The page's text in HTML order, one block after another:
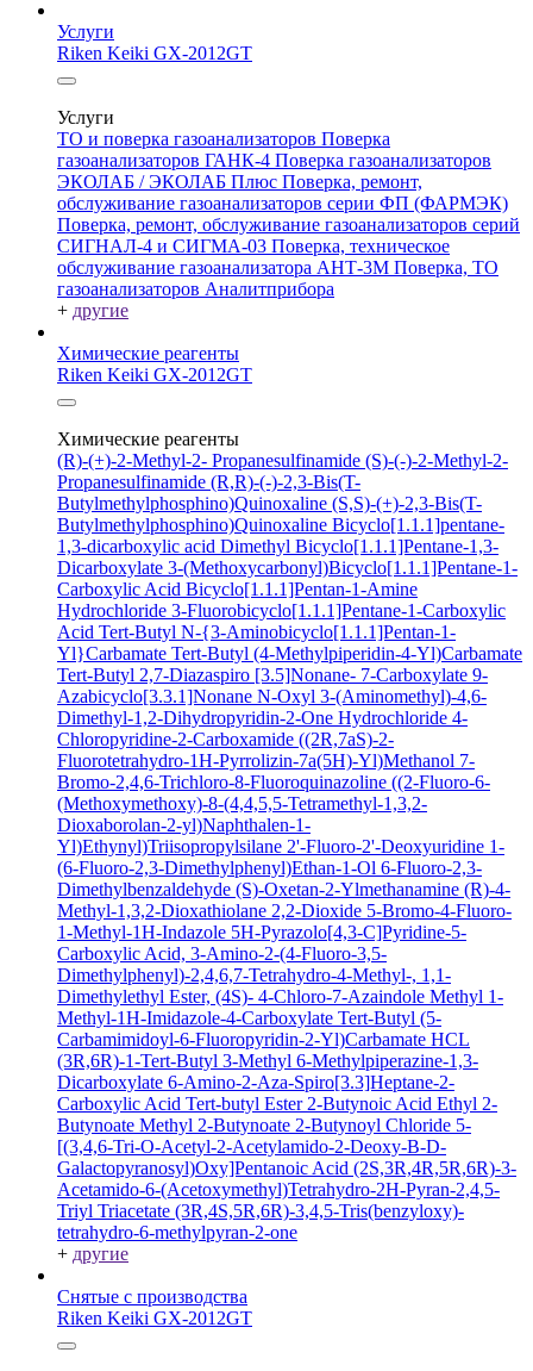
Услуги
Riken Keiki GX-2012GT
Услуги
ТО и поверка газоанализаторов Поверка
газоанализаторов ГАНК-4 Поверка газоанализаторов
ЭКОЛАБ / ЭКОЛАБ Плюс Поверка, ремонт,
обслуживание газоанализаторов серии ФП (ФАРМЭК)
Поверка, ремонт, обслуживание газоанализаторов серий
СИГНАЛ-4 и СИГМА-03 Поверка, техническое
обслуживание газоанализатора АНТ-3М Поверка, ТО
газоанализаторов Аналитприбора
+ другие
Химические реагенты
Riken Keiki GX-2012GT
Химические реагенты
(R)-(+)-2-Methyl-2- Propanesulfinamide (S)-(-)-2-Methyl-2-
Propanesulfinamide (R,R)-(-)-2,3-Bis(T-
Butylmethylphosphino)Quinoxaline (S,S)-(+)-2,3-Bis(T-
Butylmethylphosphino)Quinoxaline Bicyclo[1.1.1]pentane-
1,3-dicarboxylic acid Dimethyl Bicyclo[1.1.1]Pentane-1,3-
Dicarboxylate 3-(Methoxycarbonyl)Bicyclo[1.1.1]Pentane-1-
Carboxylic Acid Bicyclo[1.1.1]Pentan-1-Amine
Hydrochloride 3-Fluorobicyclo[1.1.1]Pentane-1-Carboxylic
Acid Tert-Butyl N-{3-Aminobicyclo[1.1.1]Pentan-1-
Yl}Carbamate Tert-Butyl (4-Methylpiperidin-4-Yl)Carbamate
Tert-Butyl 2,7-Diazaspiro [3.5]Nonane- 7-Carboxylate 9-
Azabicyclo[3.3.1]Nonane N-Oxyl 3-(Aminomethyl)-4,6-
Dimethyl-1,2-Dihydropyridin-2-One Hydrochloride 4-
Chloropyridine-2-Carboxamide ((2R,7aS)-2-
Fluorotetrahydro-1H-Pyrrolizin-7a(5H)-Yl)Methanol 7-
Bromo-2,4,6-Trichloro-8-Fluoroquinazoline ((2-Fluoro-6-
(Methoxymethoxy)-8-(4,4,5,5-Tetramethyl-1,3,2-
Dioxaborolan-2-yl)Naphthalen-1-
Yl)Ethynyl)Triisopropylsilane 2'-Fluoro-2'-Deoxyuridine 1-
(6-Fluoro-2,3-Dimethylphenyl)Ethan-1-Ol 6-Fluoro-2,3-
Dimethylbenzaldehyde (S)-Oxetan-2-Ylmethanamine (R)-4-
Methyl-1,3,2-Dioxathiolane 2,2-Dioxide 5-Bromo-4-Fluoro-
1-Methyl-1H-Indazole 5H-Pyrazolo[4,3-C]Pyridine-5-
Carboxylic Acid, 3-Amino-2-(4-Fluoro-3,5-
Dimethylphenyl)-2,4,6,7-Tetrahydro-4-Methyl-, 1,1-
Dimethylethyl Ester, (4S)- 4-Chloro-7-Azaindole Methyl 1-
Methyl-1H-Imidazole-4-Carboxylate Tert-Butyl (5-
Carbamimidoyl-6-Fluoropyridin-2-Yl)Carbamate HCL
(3R,6R)-1-Tert-Butyl 3-Methyl 6-Methylpiperazine-1,3-
Dicarboxylate 6-Amino-2-Aza-Spiro[3.3]Heptane-2-
Carboxylic Acid Tert-butyl Ester 2-Butynoic Acid Ethyl 2-
Butynoate Methyl 2-Butynoate 2-Butynoyl Chloride 5-
[(3,4,6-Tri-O-Acetyl-2-Acetylamido-2-Deoxy-B-D-
Galactopyranosyl)Oxy]Pentanoic Acid (2S,3R,4R,5R,6R)-3-
Acetamido-6-(Acetoxymethyl)Tetrahydro-2H-Pyran-2,4,5-
Triyl Triacetate (3R,4S,5R,6R)-3,4,5-Tris(benzyloxy)-
tetrahydro-6-methylpyran-2-one
+ другие
Снятые с производства
Riken Keiki GX-2012GT